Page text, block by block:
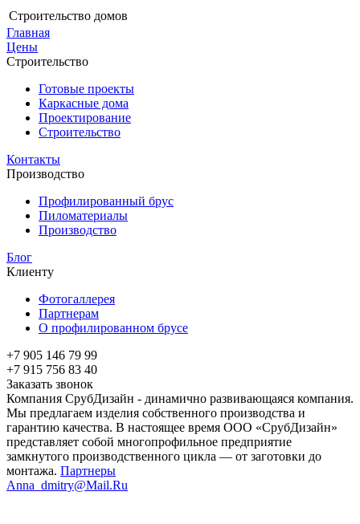
Строительство домов
Главная
Цены
Строительство
Готовые проекты
Каркасные дома
Проектирование
Строительство
Контакты
Производство
Профилированный брус
Пиломатериалы
Производство
Блог
Клиенту
Фотогаллерея
Партнерам
О профилированном брусе
+7 905 146 79 99
+7 915 756 83 40
Заказать звонок
Компания СрубДизайн - динамично развивающаяся компания.
Мы предлагаем изделия собственного производства и
гарантию качества. В настоящее время ООО «СрубДизайн»
представляет собой многопрофильное предприятие
замкнутого производственного цикла — от заготовки до
монтажа. Партнеры
Anna_dmitry@Mail.Ru